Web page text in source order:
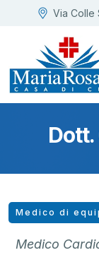
Via Colle
Medico di
Medico